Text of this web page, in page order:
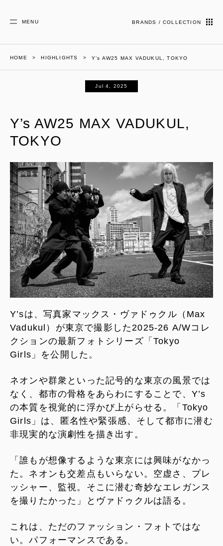
MENU BRANDS / COLLECTION
HOME HIGHLIGHTS Y’s AW25 MAX VADUKUL, TOKYO
Jul 4, 2025
Y’s AW25 MAX VADUKUL,
TOKYO
Y’sは、写真家マックス・ヴァドゥクル（Max
Vadukul）が東京で撮影した2025-26 A/Wコレ
クションの最新フォトシリーズ「Tokyo
Girls」を公開した。
ネオンや群衆といった記号的な東京の風景では
なく、都市の骨格をあらわにすることで、Y’s
の本質を視覚的に浮かび上がらせる。「Tokyo
Girls」は、匿名性や緊張感、そして都市に潜む
非現実的な演劇性を描き出す。
「誰もが想像するような東京には興味がなかっ
た。ネオンも交差点もいらない。空虚さ、プレ
ッシャー、監視。そこに潜む奇妙なエレガンス
を撮りたかった」とヴァドゥクルは語る。
これは、ただのファッション・フォトではな
い。パフォーマンスである。